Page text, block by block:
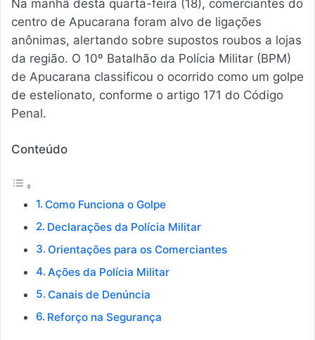
Na manhã desta quarta-feira (18), comerciantes do
centro de Apucarana foram alvo de ligações
anônimas, alertando sobre supostos roubos a lojas
da região. O 10º Batalhão da Polícia Militar (BPM)
de Apucarana classificou o ocorrido como um golpe
de estelionato, conforme o artigo 171 do Código
Penal.
Conteúdo
Como Funciona o Golpe
Declarações da Polícia Militar
Orientações para os Comerciantes
Ações da Polícia Militar
Canais de Denúncia
Reforço na Segurança